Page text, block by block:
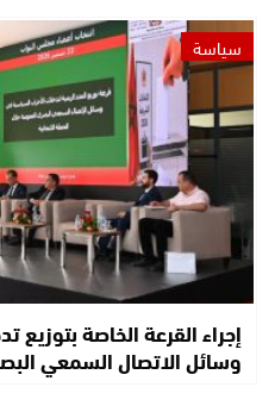
سياسة
إجراء القرعة الخاصة
وسائل الاتصال السمعي